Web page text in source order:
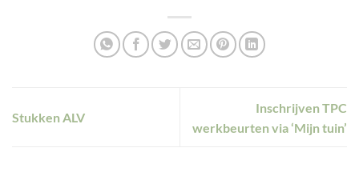
Stukken ALV
Inschrijven TPC
werkbeurten via ‘Mijn tuin’